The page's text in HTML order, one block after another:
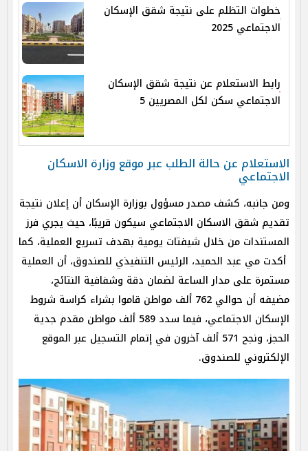
خطوات التظلم على نتيجة شقق الإسكان
الاجتماعي 2025
رابط الاستعلام عن نتيجة شقق الإسكان
الاجتماعي سكن لكل المصريين 5
الاستعلام عن حالة الطلب عبر موقع وزارة الاسكان
الاجتماعي
ومن جانبه، كشف مصدر مسؤول بوزارة الإسكان أن إعلان نتيجة
تقديم شقق الاسكان الاجتماعي سيكون قريبًا، حيث يجري فرز
المستندات من خلال شيفتات يومية بهدف تسريع العملية، كما
أكدت مي عبد الحميد، الرئيس التنفيذي للصندوق، أن العملية
مستمرة على مدار الساعة لضمان دقة وشفافية النتائج،
مضيفه أن حوالي 762 ألف مواطن قاموا بشراء كراسة شروط
الإسكان الاجتماعي، فيما سدد 589 ألف مواطن مقدم جدية
الحجز، ونجح 571 ألف آخرون في إتمام التسجيل عبر الموقع
الإلكتروني للصندوق.